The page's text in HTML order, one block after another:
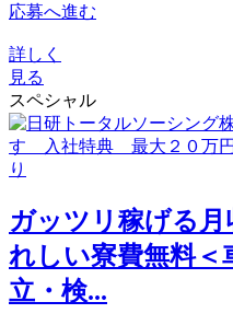
応募へ進む
詳しく
見る
スペシャル
ガッツリ稼げる月
れしい寮費無料＜
立・検...